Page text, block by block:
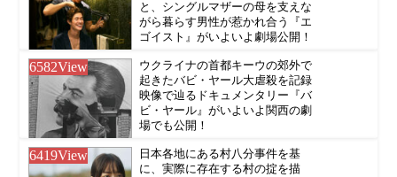
と、シングルマザーの母を支えな
がら暮らす男性が惹かれ合う『エ
ゴイスト』がいよいよ劇場公開！
6582View
ウクライナの首都キーウの郊外で
起きたバビ・ヤール大虐殺を記録
映像で辿るドキュメンタリー『バ
ビ・ヤール』がいよいよ関西の劇
場でも公開！
6419View
日本各地にある村八分事件を基
に、実際に存在する村の掟を描